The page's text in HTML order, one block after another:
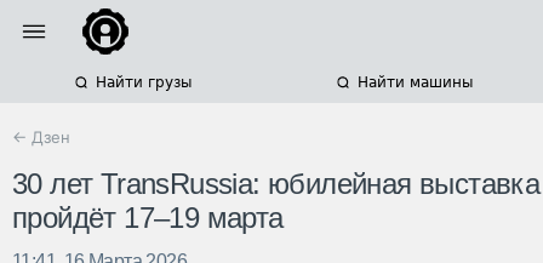
Найти грузы Найти машины
← Дзен
30 лет TransRussia: юбилейная выставка
пройдёт 17–19 марта